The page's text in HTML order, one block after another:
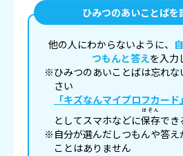
ひみつのあいことばを
他の人にわからないように、
つもんと答えを入力
※ひみつのあいことばは忘れな
さい
「キズなんマイプロフカード」
としてスマホなどに保存
ほぞん
でき
※自分が選んだしつもんや答え
ことはありません